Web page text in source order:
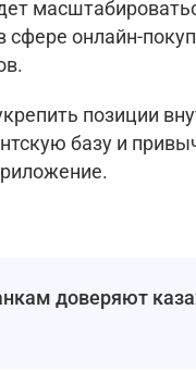
онлайн-
позиции
базу и
доверяют